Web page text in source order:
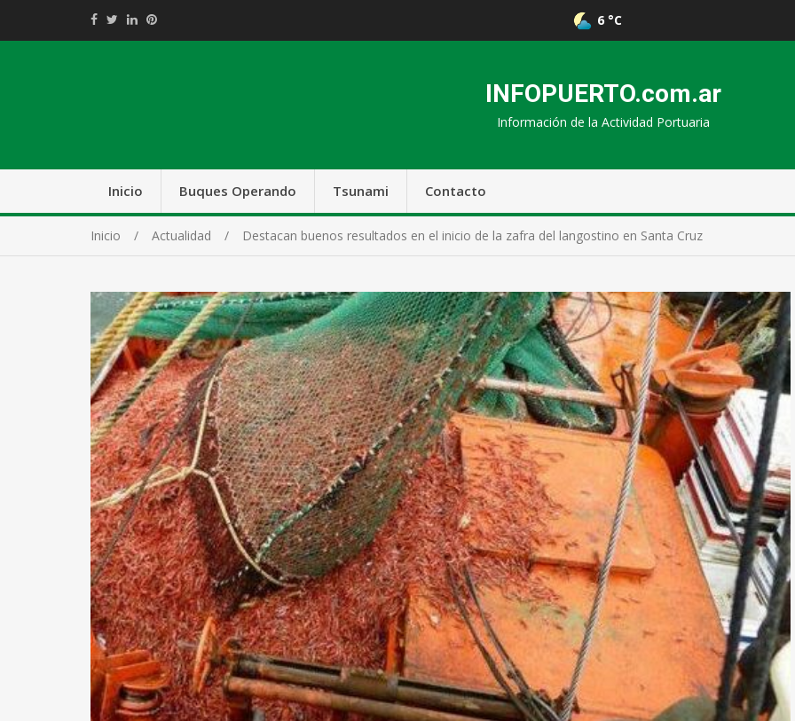
6 °C
INFOPUERTO.com.ar
Información de la Actividad Portuaria
Inicio Buques Operando Tsunami Contacto
Inicio Actualidad Destacan buenos resultados en el inicio de la zafra del langostino en Santa Cruz